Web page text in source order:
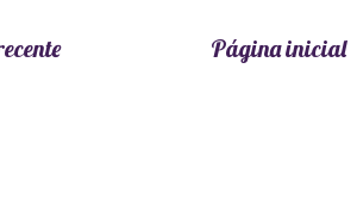
Página inicial